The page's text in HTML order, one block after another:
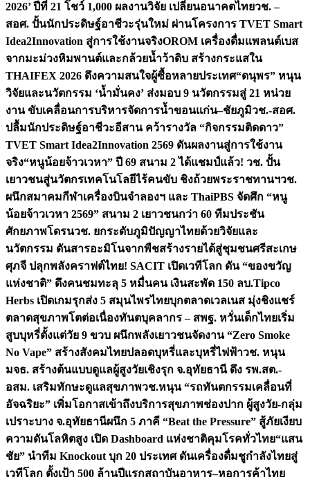
2026’ ปีที่ 21 โชว์ 1,000 ผลงานวิจัย เปลี่ยนอนาคตไทยวช. –
สอศ. ปั้นนักประดิษฐ์อาชีวะรุ่นใหม่ ผ่านโครงการ TVET Smart
Idea2Innovation สู่การใช้งานจริงOROM เครื่องดื่มแพลนต์เบส
จากมะม่วงหิมพานต์และกล้วยน้ำว้าดิบ สร้างกระแสใน
THAIFEX 2026 ดึงความสนใจผู้ซื้อหลายประเทศ“ดนุพร” หนุน
วิจัยและนวัตกรรม ‘น้ำมั่นคง’ ส่งมอบ 9 นวัตกรรมสู่ 21 หน่วย
งาน ขับเคลื่อนการบริหารจัดการน้ำขอนแก่น–ชัยภูมิวช.-สอศ.
ปลื้มนักประดิษฐ์อาชีวะอีสาน คว้ารางวัล “กิจกรรมติดดาว”
TVET Smart Idea2Innovation 2569 ดันผลงานสู่การใช้งาน
จริง“หนูน้อยจ้าวเวหา” ปี 69 สนาม 2 ได้แชมป์แล้ว! วช. ปั้น
เยาวชนสู่นวัตกรเทคโนโลยีไร้คนขับ ชิงถ้วยพระราชทานฯวช.
ผนึกสมาคมกีฬาเครื่องบินจำลองฯ และ ThaiPBS จัดศึก “หนู
น้อยจ้าวเวหา 2569” สนาม 2 เยาวชนกว่า 60 ทีมประชัน
ศักยภาพโดรนวช. ยกระดับภูมิปัญญาไทยด้วยวิจัยและ
นวัตกรรม ดันสารอะมิโนจากพืชสร้างรายได้สู่ชุมชนศรีสะเกษ
ศุภจี ปลุกพลังคราฟต์ไทย! SACIT เปิดเวทีโลก ดัน “ของขวัญ
แห่งชาติ” ดึงคนชมทะลุ 5 หมื่นคน เงินสะพัด 150 ลบ.Tipco
Herbs เปิดเกมรุกส่ง 5 สมุนไพรไทยบุกตลาดเวลเนส มุ่งชิงแชร์
ตลาดสุขภาพโตต่อเนื่องทันตบุคลากร – สพฐ. หวั่นเด็กไทยเริ่ม
สูบบุหรี่ตั้งแต่วัย 9 ขวบ ผนึกพลังเยาวชนจัดงาน “Zero Smoke
No Vape” สร้างสังคมไทยปลอดบุหรี่และบุหรี่ไฟฟ้าวช. หนุน
มจธ. สร้างต้นแบบดูแลผู้สูงวัยเชิงรุก จ.อุทัยธานี ดึง รพ.สต.-
อสม. เสริมทักษะดูแลสุขภาพวช.หนุน “รถทันตกรรมเคลื่อนที่
อัจฉริยะ” เพิ่มโอกาสเข้าถึงบริการสุขภาพช่องปาก ผู้สูงวัย-กลุ่ม
เปราะบาง จ.อุทัยธานีผนึก 5 ภาคี “Beat the Pressure” สู้ภัยเงียบ
ความดันโลหิตสูง เปิด Dashboard แห่งชาติคุมโรคทั่วไทย“แสน
ชัย” นำทีม Knockout บุก 20 ประเทศ ดันเครื่องดื่มชูกำลังไทยสู่
เวทีโลก ตั้งเป้า 500 ล้านปีแรกสถาบันอาหาร–หอการค้าไทย